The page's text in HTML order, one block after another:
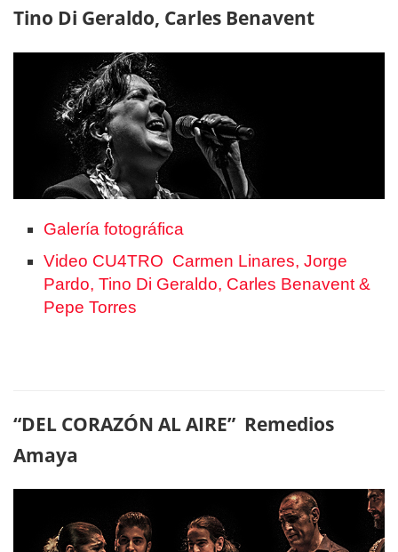
Tino Di Geraldo, Carles Benavent
Galería fotográfica
Video CU4TRO Carmen Linares, Jorge
Pardo, Tino Di Geraldo, Carles Benavent &
Pepe Torres
“DEL CORAZÓN AL AIRE” Remedios
Amaya